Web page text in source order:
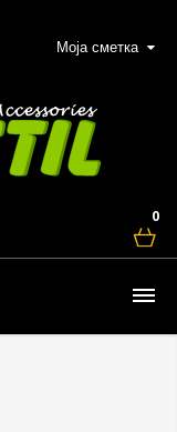
Моја сметка
0